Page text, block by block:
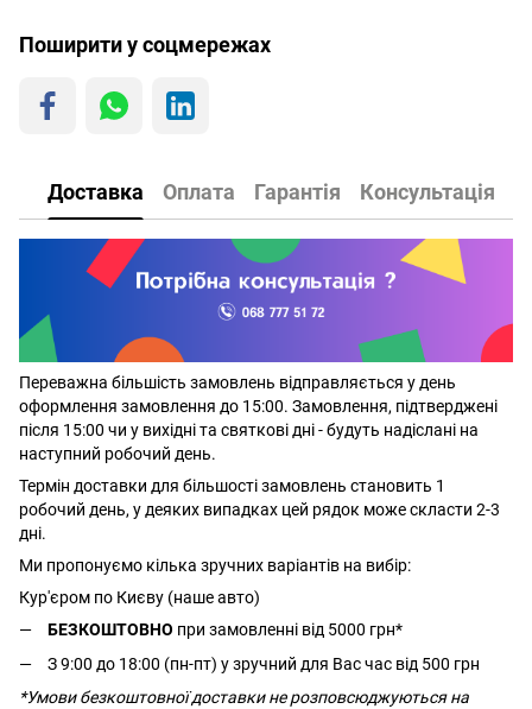
Поширити у соцмережах
Доставка Оплата Гарантія Консультація
Переважна більшість замовлень відправляється у день
оформлення замовлення до 15:00. Замовлення, підтверджені
після 15:00 чи у вихідні та святкові дні - будуть надіслані на
наступний робочий день.
Термін доставки для більшості замовлень становить 1
робочий день, у деяких випадках цей рядок може скласти 2-3
дні.
Ми пропонуємо кілька зручних варіантів на вибір:
Кур'єром по Києву (наше авто)
БЕЗКОШТОВНО при замовленні від 5000 грн*
З 9:00 до 18:00 (пн-пт) у зручний для Вас час від 500 грн
*Умови безкоштовної доставки не розповсюджуються на